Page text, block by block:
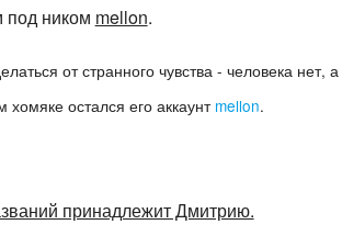
под ником mellon.
от странного чувства - человека нет, а
остался его аккаунт mellon.
принадлежит Дмитрию.